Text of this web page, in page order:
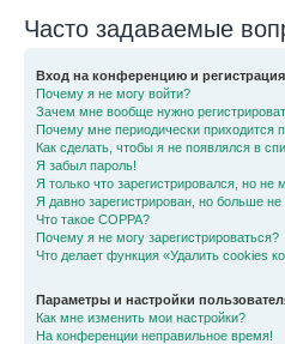
Часто задаваемые
Вход на конференцию и регистрация
Почему я не могу войти?
Зачем мне вообще нужно
Почему мне периодически приходится
Как сделать, чтобы я не появлялся в
Я забыл пароль!
Я только что зарегистрировался, но не
Я давно зарегистрирован, но больше не
Что такое COPPA?
Почему я не могу зарегистрироваться?
Что делает функция «Удалить cookies
Параметры и настройки
Как мне изменить мои настройки?
На конференции неправильное время!